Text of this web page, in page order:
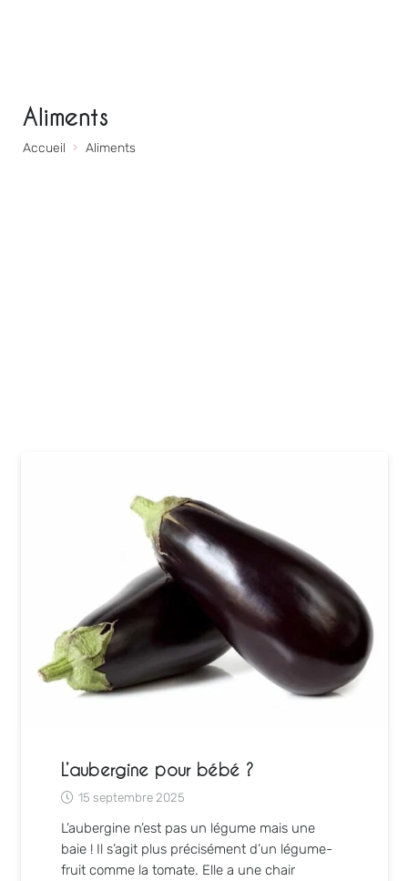
Aliments
Accueil Aliments
L’aubergine pour bébé ?
15 septembre 2025
L’aubergine n’est pas un légume mais une
baie ! Il s’agit plus précisément d’un légume-
fruit comme la tomate. Elle a une chair